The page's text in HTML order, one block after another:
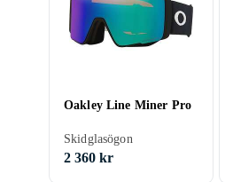
Oakley Line Miner Pro
Skidglasögon
2 360 kr